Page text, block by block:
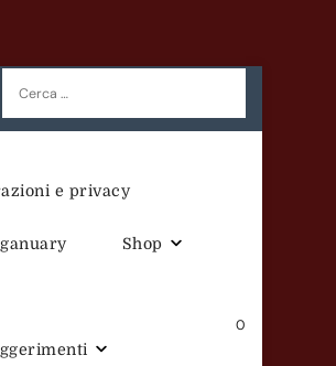
Ricerca
per:
e privacy
Shop
0